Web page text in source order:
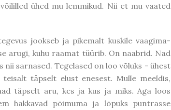
ühed mu lemmikud. Nii et mu vaated
jookseb ja pikemalt kuskile vaagima-
arugi, kuhu raamat tüürib. On naabrid. Nad
nii sarnased. Tegelased on loo võluks - ühest
täpselt elust enesest. Mulle meeldis,
täpselt aru, kes ja kus ja miks. Aga loos
hakkavad põimuma ja lõpuks puntrasse